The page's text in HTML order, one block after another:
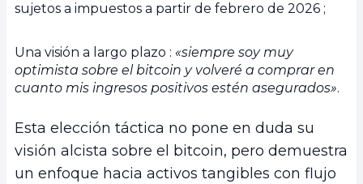
sujetos a impuestos a partir de febrero de 2026 ;
Una visión a largo plazo : «siempre soy muy
optimista sobre el bitcoin y volveré a comprar en
cuanto mis ingresos positivos estén asegurados».
Esta elección táctica no pone en duda su
visión alcista sobre el bitcoin, pero demuestra
un enfoque hacia activos tangibles con flujo